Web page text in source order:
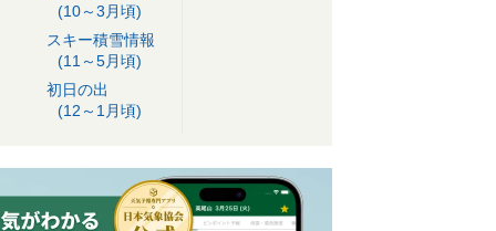
(10～3月頃)
スキー積雪情報
(11～5月頃)
初日の出
(12～1月頃)